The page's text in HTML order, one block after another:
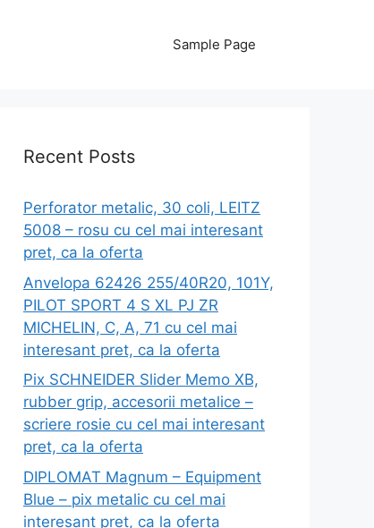
Sample Page
Recent Posts
Perforator metalic, 30 coli, LEITZ
5008 – rosu cu cel mai interesant
pret, ca la oferta
Anvelopa 62426 255/40R20, 101Y,
PILOT SPORT 4 S XL PJ ZR
MICHELIN, C, A, 71 cu cel mai
interesant pret, ca la oferta
Pix SCHNEIDER Slider Memo XB,
rubber grip, accesorii metalice –
scriere rosie cu cel mai interesant
pret, ca la oferta
DIPLOMAT Magnum – Equipment
Blue – pix metalic cu cel mai
interesant pret, ca la oferta